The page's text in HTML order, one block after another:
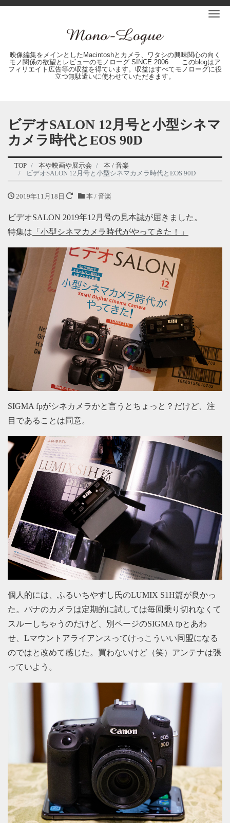
映像編集をメインとしたMacintoshとカメラ、ワタシの興味関心の向く
モノ関係の欲望とレビューのモノローグ SINCE 2006 このblogはア
フィリエイト広告等の収益を得ています。収益はすべてモノローグに役
立つ無駄遣いに使わせていただきます。
ビデオSALON 12月号と小型シネマ
カメラ時代とEOS 90D
TOP 本や映画や展示会
本 / 音楽
ビデオSALON 12月号と小型シネマカメラ時代とEOS 90D
2019年11月18日 本 / 音楽
ビデオSALON 2019年12月号の見本誌が届きました。
特集は 「小型シネマカメラ時代がやってきた！」
SIGMA fpがシネカメラかと言うとちょっと？だけど、注
目であることは同意。
個人的には、ふるいちやすし氏のLUMIX S1H篇が良かっ
た。パナのカメラは定期的に試しては毎回乗り切れなくて
スルーしちゃうのだけど、別ページのSIGMA fpとあわ
せ、Lマウントアライアンスってけっこういい同盟になる
のではと改めて感じた。買わないけど（笑）アンテナは張
っていよう。